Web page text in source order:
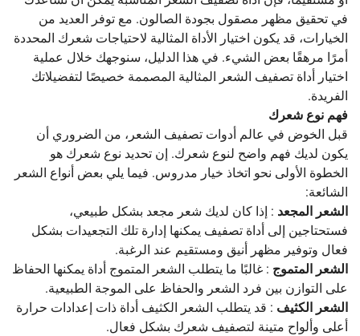
في تحقيق مظهر مصقول بجودة الصالون. مع توفر العديد من
الخيارات، قد يكون اختيار الأداة المثالية لاحتياجات شعرك المحددة
أمرًا مرهقًا بعض الشيء. في هذا الدليل، سنوجهك خلال عملية
اختيار أداة تصفيف الشعر المثالية المصممة خصيصًا لتفضيلاتك
الفريدة.
فهم نوع شعرك
قبل الخوض في عالم أدوات تصفيف الشعر، من الضروري أن
يكون لديك فهم واضح لنوع شعرك. إن تحديد نوع شعرك هو
الخطوة الأولى نحو اتخاذ خيار مدروس. فيما يلي بعض أنواع الشعر
الشائعة:
الشعر المجعد : إذا كان لديك شعر مجعد بشكل طبيعي،
فستحتاجين إلى أداة تصفيف يمكنها إدارة تلك التجعيدات بشكل
فعال وتوفير مظهر أنيق ومستقيم عند الرغبة.
الشعر المتموج : غالبًا ما يتطلب الشعر المتموج أداة يمكنها الحفاظ
على التوازن بين فرد الشعر والحفاظ على الموجة الطبيعية.
الشعر الكثيف : قد يتطلب الشعر الكثيف أداة ذات إعدادات حرارة
أعلى وألواح متينة لتصفيف شعرك بشكل فعال.